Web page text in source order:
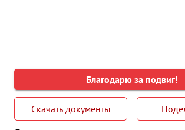
Благодарю за подвиг!
Скачать документы